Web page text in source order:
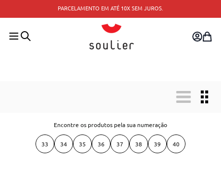
PARCELAMENTO EM ATÉ 10X SEM JUROS.
Encontre os produtos pela sua numeração
33 34 35 36 37 38 39 40